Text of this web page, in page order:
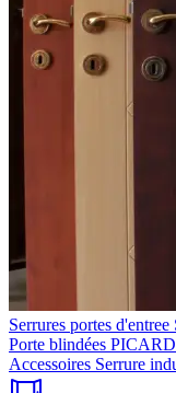
Serrures portes d'entree
Porte blindées PICARD
Accessoires Serrure